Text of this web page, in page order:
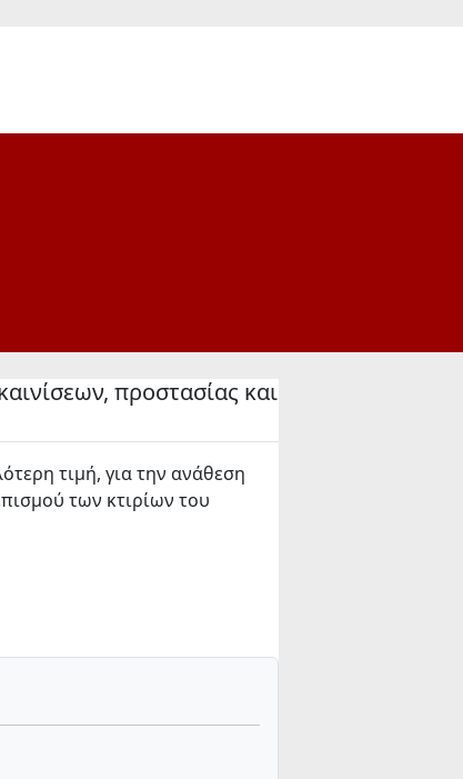
προστασίας και
τιμή, για την ανάθεση
των κτιρίων του